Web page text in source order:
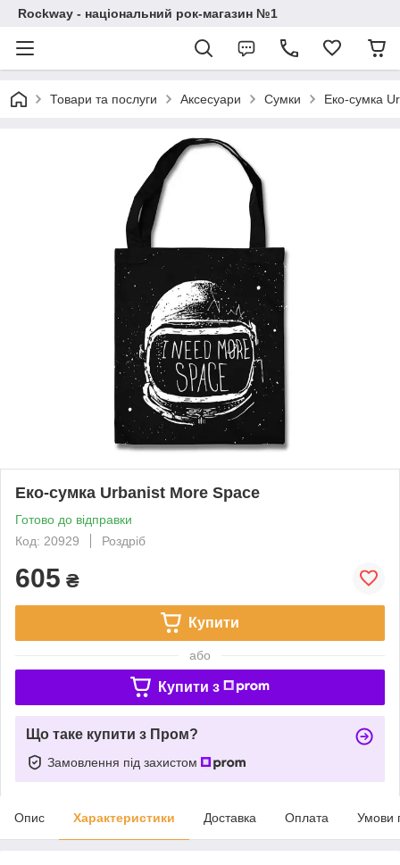
Rockway - національний рок-магазин №1
Товари та послуги Аксесуари Сумки Еко-сумка
Еко-сумка Urbanist More Space
Готово до відправки
Код: 20929
Роздріб
605 ₴
Купити
або
Купити з
Що таке купити з Пром?
Замовлення під захистом
Опис Характеристики Доставка Оплата Умови